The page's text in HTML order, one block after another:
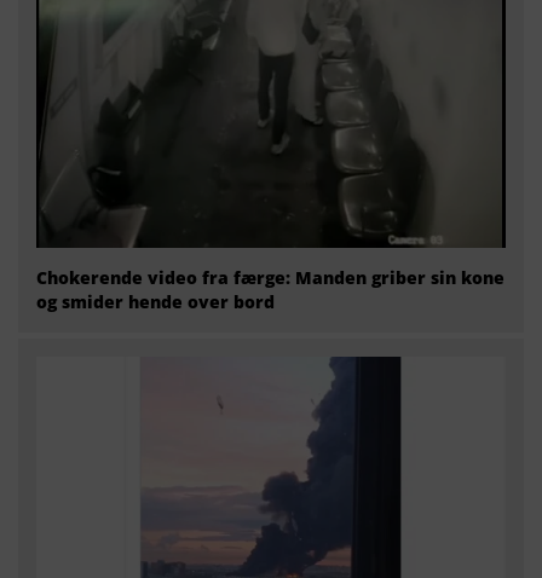
Chokerende video fra færge: Manden griber sin kone
og smider hende over bord